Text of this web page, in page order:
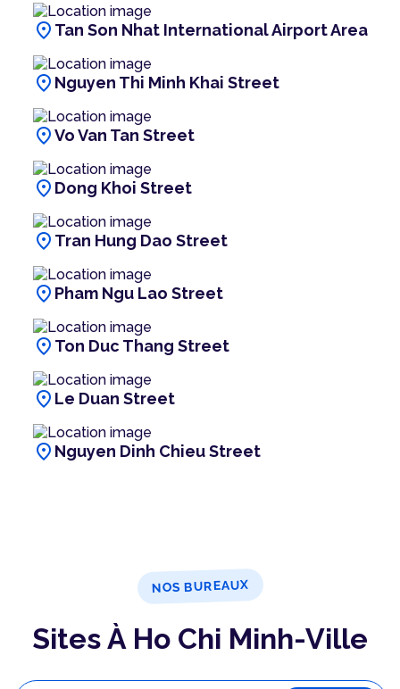
location_on Tan Son Nhat International Airport Area
location_on Nguyen Thi Minh Khai Street
location_onVo Van Tan Street
location_on Dong Khoi Street
location_on Tran Hung Dao Street
location_on Pham Ngu Lao Street
location_on Ton Duc Thang Street
location_on Le Duan Street
location_on Nguyen Dinh Chieu Street
NOS BUREAUX
Sites À Ho Chi Minh-Ville